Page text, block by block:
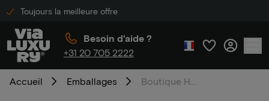
Toujours la meilleure offre
Besoin d'aide ?
+31 20 705 2222
Accueil Emballages